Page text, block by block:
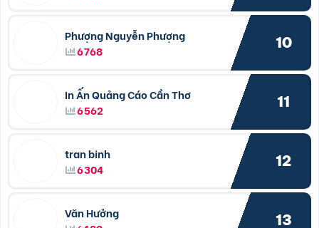
Phượng Nguyễn Phượng
6768
10
In Ấn Quảng Cáo Cần Thơ
6562
11
tran binh
6304
12
Văn Hưởng
13